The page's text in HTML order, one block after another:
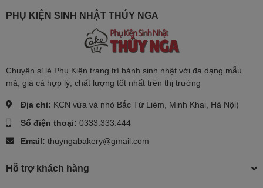
PHỤ KIỆN SINH NHẬT THÚY NGA
Chuyên sỉ lẻ Phụ Kiện trang trí bánh sinh nhật với đa dạng mẫu
mã, giá cả hợp lý, chất lượng tốt nhất trên thị trường
Địa chỉ: KCN vừa và nhỏ Bắc Từ Liêm, Minh Khai, Hà Nội)
Số điện thoại: 0333.333.444
Email: thuyngabakery@gmail.com
Hỗ trợ khách hàng